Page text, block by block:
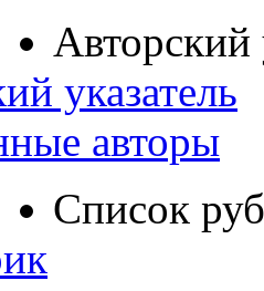
Авторский
указатель
авторы
Список